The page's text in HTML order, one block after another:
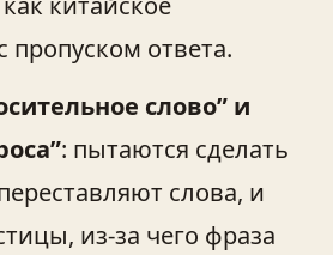
пропуском ответа.
слово” и
: пытаются сделать
слова, и
из-за чего фраза